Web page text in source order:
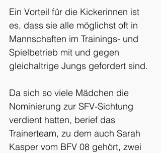
Ein Vorteil für die Kickerinnen ist
es, dass sie alle möglichst oft in
Mannschaften im Trainings- und
Spielbetrieb mit und gegen
gleichaltrige Jungs gefordert sind.
Da sich so viele Mädchen die
Nominierung zur SFV-Sichtung
verdient hatten, berief das
Trainerteam, zu dem auch Sarah
Kasper vom BFV 08 gehört, zwei